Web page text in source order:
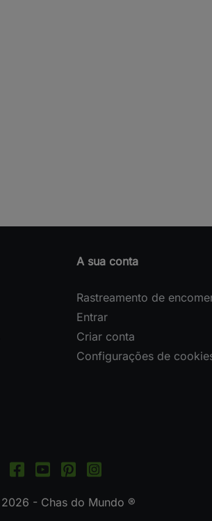
A sua conta
Rastreamento de
Entrar
Criar conta
Configurações de
2026 - Chas do Mundo ®